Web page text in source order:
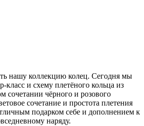
нашу коллекцию колец. Сегодня мы
класс и схему плетёного кольца из
сочетании чёрного и розового
сочетание и простота плетения
подарком себе и дополнением к
наряду.